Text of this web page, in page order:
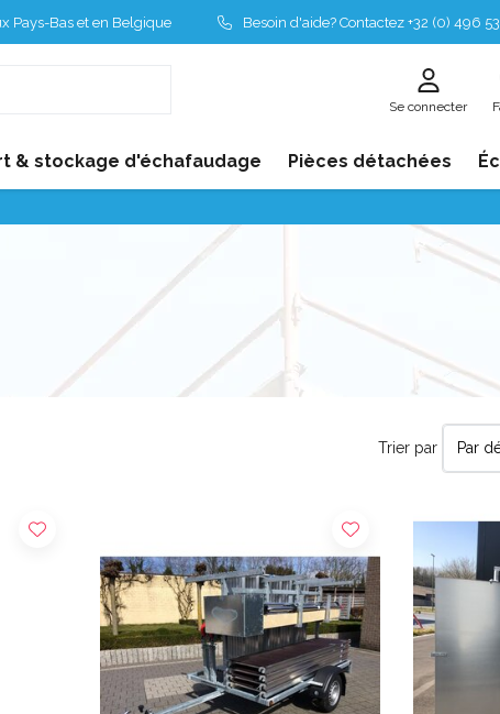
Pays-Bas et en Belgique Besoin d'aide? Contactez +32 (0) 496
Se connecter
& stockage d'échafaudage Pièces détachées
Trier par